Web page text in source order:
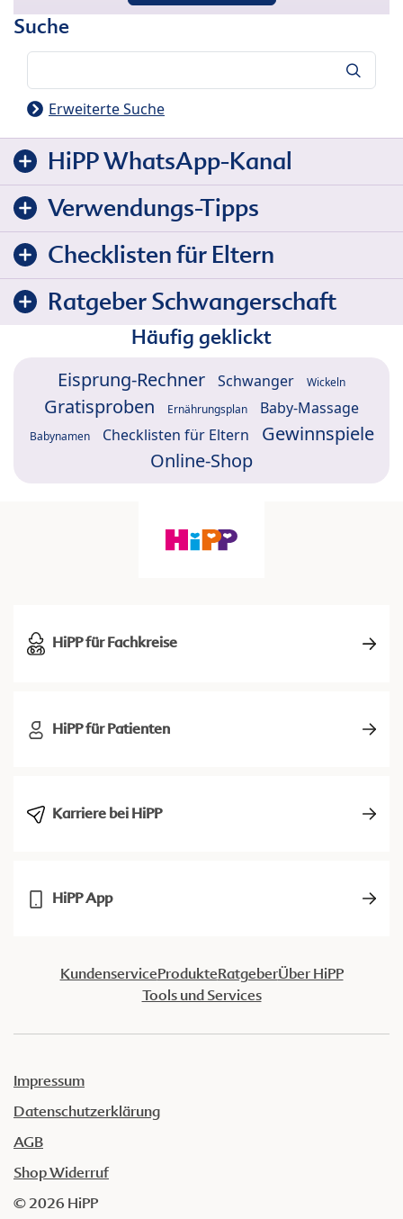
Suche
Erweiterte Suche
HiPP WhatsApp-Kanal
Verwendungs-Tipps
Checklisten für Eltern
Ratgeber Schwangerschaft
Häufig geklickt
Eisprung-Rechner Schwanger Wickeln
Gratisproben Ernährungsplan Baby-Massage
Babynamen Checklisten für Eltern
Gewinnspiele
Online-Shop
HiPP für Fachkreise
HiPP für Patienten
Karriere bei HiPP
HiPP App
KundenserviceProdukteRatgeberÜber HiPP
Tools und Services
Impressum
Datenschutzerklärung
AGB
Shop Widerruf
© 2026 HiPP